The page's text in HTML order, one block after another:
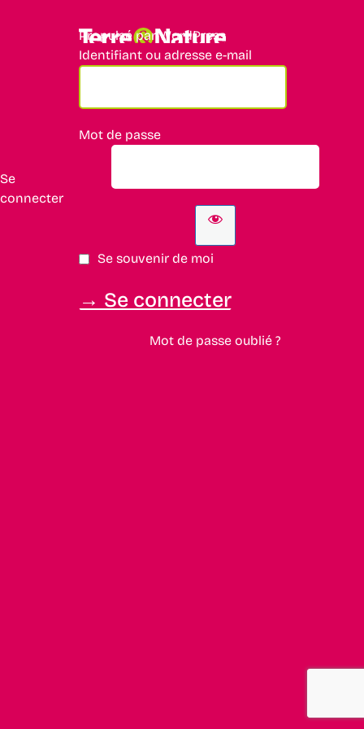
Se
connecter
Propulsé par WordPress
Identifiant ou adresse e-mail
Mot de passe
Se souvenir de moi
Mot de passe oublié ?